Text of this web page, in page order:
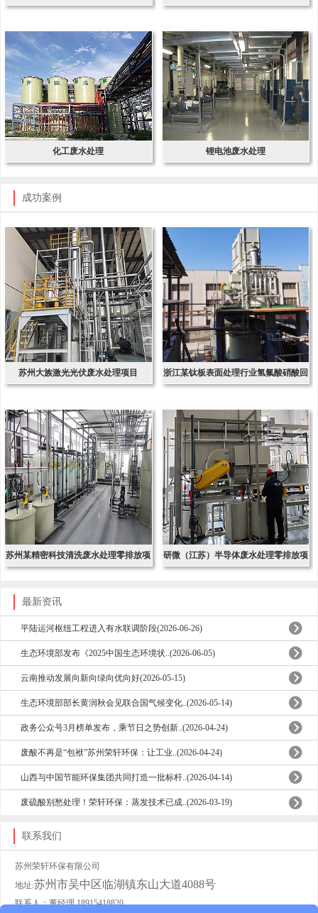
化工废水处理 锂电池废水处理
成功案例
苏州大族激光光伏废水处理项目 浙江某钛板表面处理行业氢氟酸硝酸回
苏州某精密科技清洗废水处理零排放项 研微（江苏）半导体废水处理零排放项
最新资讯
平陆运河枢纽工程进入有水联调阶段(2026-06-26)
生态环境部发布《2025中国生态环境状..(2026-06-05)
云南推动发展向新向绿向优向好(2026-05-15)
生态环境部部长黄润秋会见联合国气候变化..(2026-05-14)
政务公众号3月榜单发布，乘节日之势创新..(2026-04-24)
废酸不再是“包袱”苏州荣轩环保：让工业..(2026-04-24)
山西与中国节能环保集团共同打造一批标杆..(2026-04-14)
废硫酸别愁处理！荣轩环保：蒸发技术已成..(2026-03-19)
联系我们
苏州荣轩环保有限公司
地址:苏州市吴中区临湖镇东山大道4088号
联系人：董经理 18915418820